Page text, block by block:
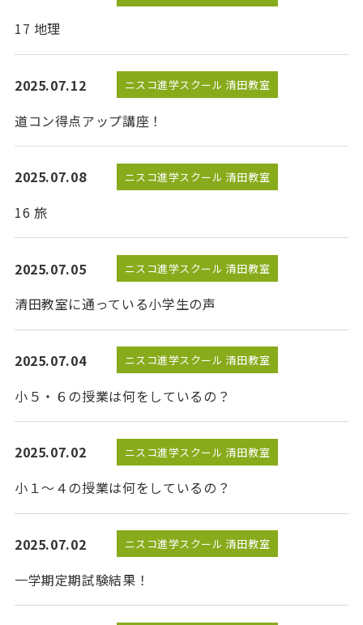
17 地理
2025.07.12 ニスコ進学スクール 清田教室
道コン得点アップ講座！
2025.07.08 ニスコ進学スクール 清田教室
16 旅
2025.07.05 ニスコ進学スクール 清田教室
清田教室に通っている小学生の声
2025.07.04 ニスコ進学スクール 清田教室
小５・６の授業は何をしているの？
2025.07.02 ニスコ進学スクール 清田教室
小１～４の授業は何をしているの？
2025.07.02 ニスコ進学スクール 清田教室
一学期定期試験結果！